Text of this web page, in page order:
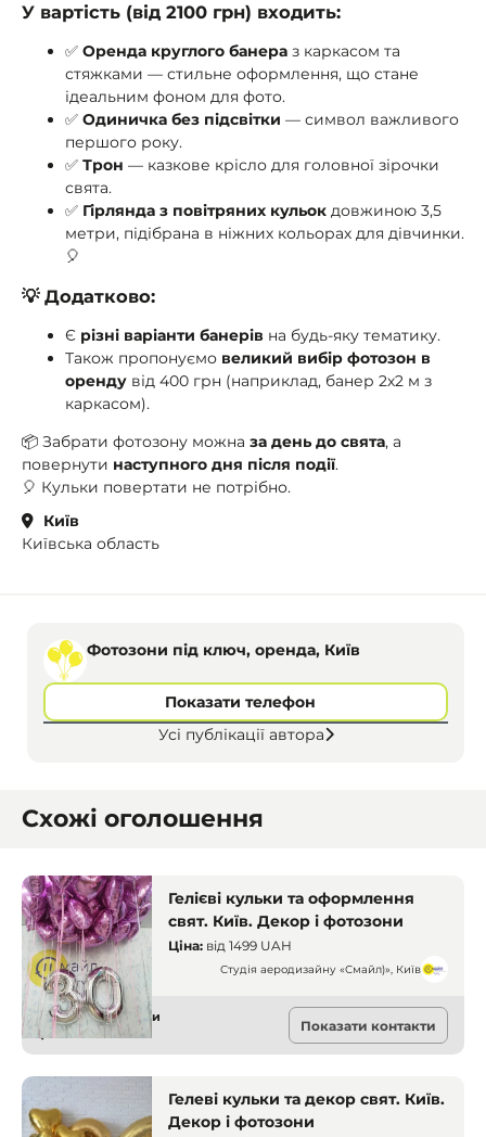
У вартість (від 2100 грн) входить:
✅ Оренда круглого банера з каркасом та
стяжками — стильне оформлення, що стане
ідеальним фоном для фото.
✅ Одиничка без підсвітки — символ важливого
першого року.
✅ Трон — казкове крісло для головної зірочки
свята.
✅ Гірлянда з повітряних кульок довжиною 3,5
метри, підібрана в ніжних кольорах для дівчинки.
🎈
💡 Додатково:
Є різні варіанти банерів на будь-яку тематику.
Також пропонуємо великий вибір фотозон в
оренду від 400 грн (наприклад, банер 2х2 м з
каркасом).
📦 Забрати фотозону можна за день до свята, а
повернути наступного дня після події.
🎈 Кульки повертати не потрібно.
Київ
Київська область
Фотозони під ключ, оренда, Київ
Показати телефон
Усі публікації автора
Схожі оголошення
Гелієві кульки та оформлення
свят. Київ. Декор і фотозони
Ціна: від 1499 UAH
Студія аеродизайну «Смайл)», Київ
Декор і фотозони
Київ
Показати контакти
Гелеві кульки та декор свят. Київ.
Декор і фотозони